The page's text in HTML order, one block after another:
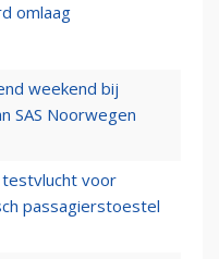
omlaag
weekend bij
SAS Noorwegen
voor
passagierstoestel